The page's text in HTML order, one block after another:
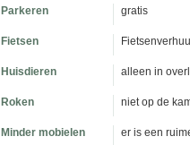
Parkeren gratis
Fietsen
Huisdieren alleen in
Roken niet op de
Minder mobielen er is een